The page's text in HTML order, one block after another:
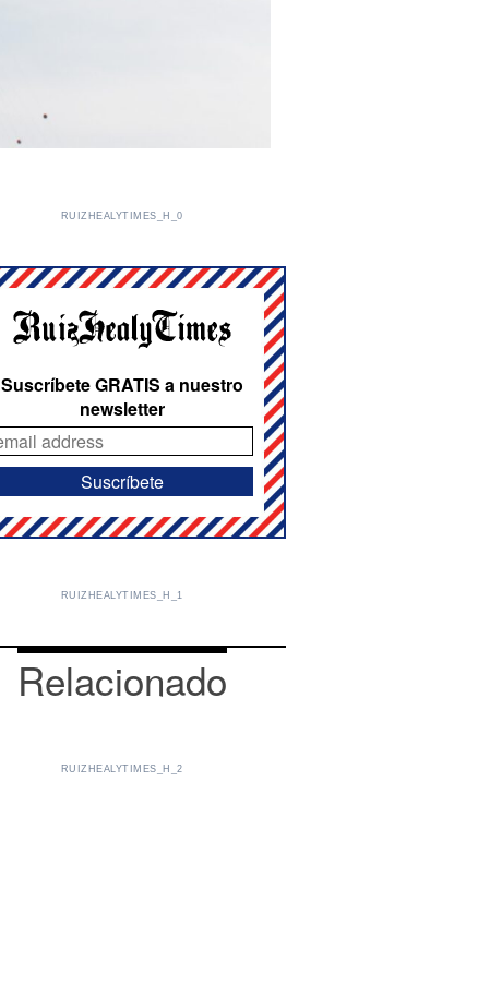
RUIZHEALYTIMES_H_0
Suscríbete GRATIS a nuestro
newsletter
RUIZHEALYTIMES_H_1
Relacionado
RUIZHEALYTIMES_H_2